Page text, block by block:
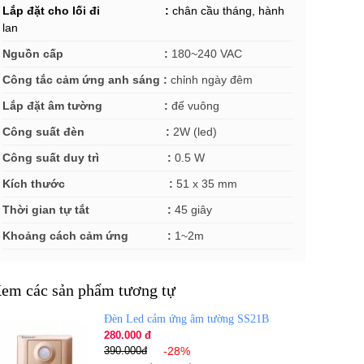
Lắp đặt cho lối đi : chân cầu tháng, hành
lan
Nguồn cấp : 180~240 VAC
Công tắc cảm ứng anh sáng : chỉnh ngày đêm
Lắp đặt âm tường : đế vuông
Công suất đèn : 2W (led)
Công suất duy trì : 0.5 W
Kích thước : 51 x 35 mm
Thời gian tự tắt : 45 giây
Khoảng cách cảm ứng : 1~2m
các sản phẩm tương tự
Đèn Led cảm ứng âm tường SS21B
280.000 đ
390.000đ
-28%